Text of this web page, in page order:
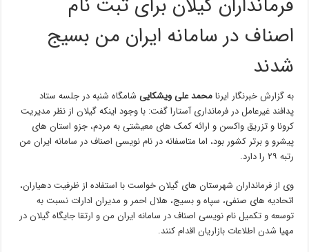
فرمانداران گیلان برای ثبت نام
اصناف در سامانه ایران من بسیج
شدند
به گزارش خبرنگار ایرنامحمد علی ویشکایی شامگاه شنبه در جلسه ستاد
پدافند غیرعامل در فرمانداری آستارا گفت: با وجود اینکه گیلان از نظر مدیریت
کرونا و تزریق واکسن و ارائه کمک های معیشتی به مردم، جزو استان های
پیشرو و برتر کشور بود، اما متاسفانه در نام نویسی اصناف در سامانه ایران من
رتبه ۲۹ را دارد.
وی از فرمانداران شهرستان های گیلان خواست با استفاده از ظرفیت دهیاران،
اتحادیه های صنفی، سپاه و بسیج، هلال احمر و مدیران ادارات نسبت به
توسعه و تکمیل نام نویسی اصناف در سامانه ایران من و ارتقا جایگاه گیلان در
مهیا شدن اطلاعات بازاریان اقدام کنند.